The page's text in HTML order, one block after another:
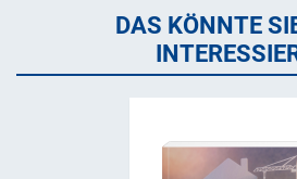
DAS KÖNNTE